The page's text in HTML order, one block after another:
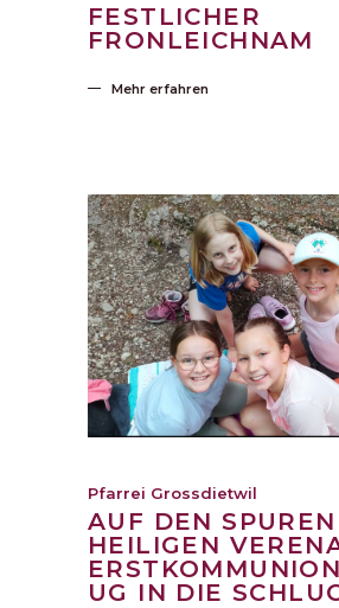
FESTLICHER
FRONLEICHNAM
Mehr erfahren
Pfarrei Grossdietwil
AUF DEN
HEILIGEN
UG IN DIE